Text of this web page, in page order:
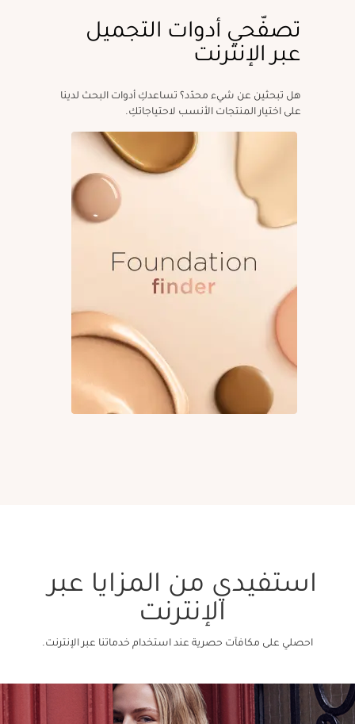
تصفّحي أدوات التجميل
عبر الإنترنت
هل تبحثين عن شيء محدّد؟ تساعدكِ أدوات البحث لدينا
على اختيار المنتجات الأنسب لاحتياجاتكِ.
استفيدي من المزايا عبر
الإنترنت
احصلي على مكافآت حصرية عند استخدام خدماتنا عبر الإنترنت.